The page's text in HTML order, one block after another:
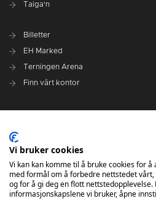
Taiga'n
Billetter
EH Marked
Terningen Arena
Finn vårt kontor
Administrasjonen i Elverum Håndball
Styre og utvalg
VARSLINGSRUTINER FOR ELVERUM
Vi bruker cookies
Vi kan kan komme til å bruke cookies for
med formål om å forbedre nettstedet
og for å gi deg en flott
informasjonskapslene vi bruker, åpne